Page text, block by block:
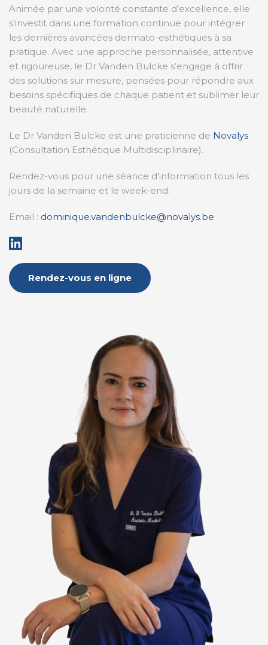
Animée par une volonté constante d’excellence, elle
s’investit dans une formation continue pour intégrer
les dernières avancées dermato-esthétiques à sa
pratique. Avec une approche personnalisée, attentive
et rigoureuse, le Dr Vanden Bulcke s’engage à offrir
des solutions sur mesure, pensées pour répondre aux
besoins spécifiques de chaque patient et sublimer leur
beauté naturelle.
Le Dr Vanden Bulcke est une praticienne de Novalys
(Consultation Esthétique Multidisciplinaire).
Rendez-vous pour une séance d’information tous les
jours de la semaine et le week-end.
Email : dominique.vandenbulcke@novalys.be
Rendez-vous en ligne